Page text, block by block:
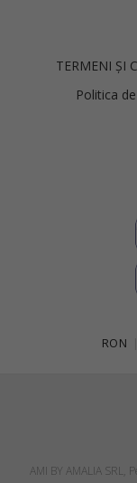
TERMENI ȘI
Politica
RON
AMI BY AMALIA SRL,